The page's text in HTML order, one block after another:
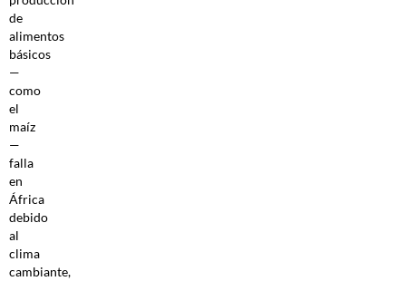
de
alimentos
básicos
—
como
el
maíz
—
falla
en
África
debido
al
clima
cambiante,